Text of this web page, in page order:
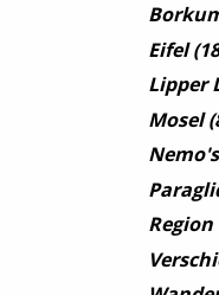
Eifel
Lipper
Mosel